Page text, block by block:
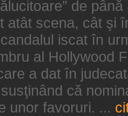
de
atât scena, cât şi
iscat în
al Hollywood
a dat în
că
unor favoruri. ...